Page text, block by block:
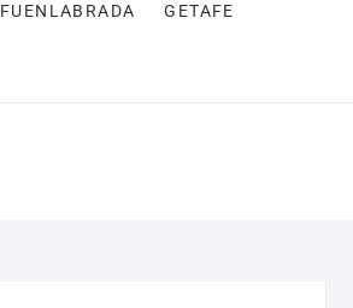
FUENLABRADA GETAFE